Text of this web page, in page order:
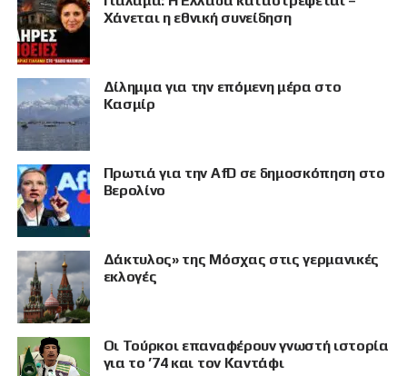
ΠΡΟΒΟΛΗ
Χάνεται η εθνική συνείδηση
Δίλημμα για την επόμενη μέρα στο
Κασμίρ
Πρωτιά για την AfD σε δημοσκόπηση στο
Βερολίνο
Δάκτυλος» της Μόσχας στις γερμανικές
εκλογές
Οι Τούρκοι επαναφέρουν γνωστή ιστορία
για το ’74 και τον Καντάφι